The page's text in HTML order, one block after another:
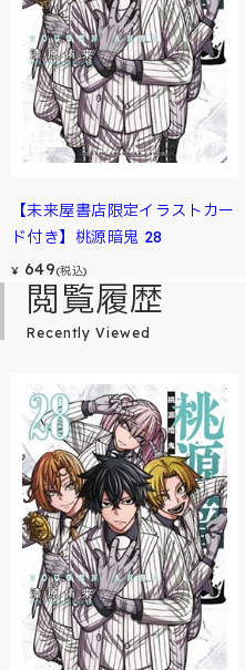
【未来屋書店限定イラストカー
ド付き】桃源暗鬼 28
¥ 649(税込)
閲覧履歴
Recently Viewed